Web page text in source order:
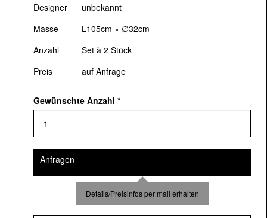
Designer
unbekannt
Masse
L105cm × ∅32cm
Anzahl
Set à 2 Stück
Preis
auf Anfrage
Gewünschte Anzahl *
Anfragen
Details/Preisinfos per mail erhalten